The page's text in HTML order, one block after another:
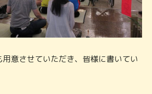
意させていただき、皆様に書いてい